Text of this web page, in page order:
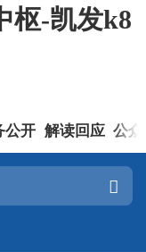
枢-凯发k8
公开 解读回应 公